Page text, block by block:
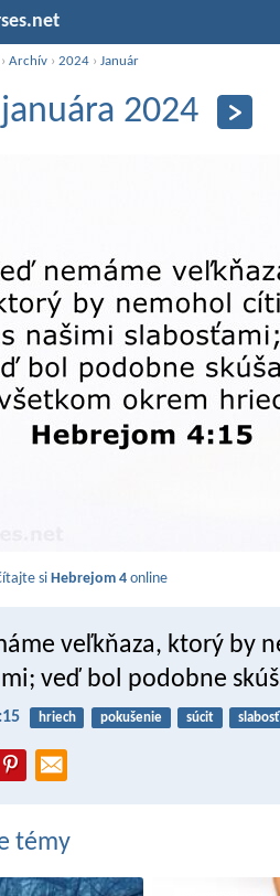
›Archív ›2024 ›Január
2024
siHebrejom 4 online
veľkňaza, ktorý by
veď bol podobne
hriech pokušenie súcit slabosť
témy